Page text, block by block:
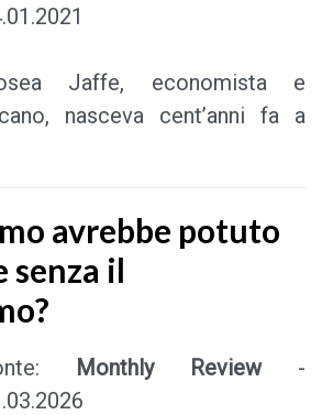
Jaffe, economista e
nasceva cent’anni fa a
avrebbe potuto
senza il
Monthly Review-